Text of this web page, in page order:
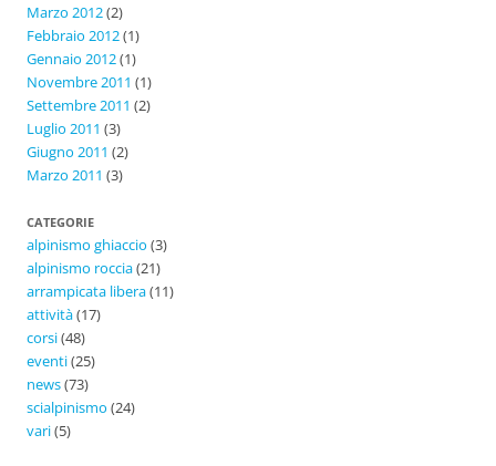
Marzo 2012(2)
Febbraio 2012(1)
Gennaio 2012(1)
Novembre 2011 (1)
Settembre 2011 (2)
Luglio 2011 (3)
Giugno 2011 (2)
Marzo 2011 (3)
CATEGORIE
alpinismo ghiaccio (3)
alpinismo roccia(21)
arrampicata libera(11)
attività(17)
corsi(48)
eventi(25)
news(73)
scialpinismo (24)
vari(5)